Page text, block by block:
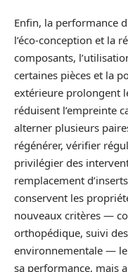
Enfin, la performance
l’éco‑conception et la
composants,
certaines pièces et la
extérieure prolongent
réduisent l’empreinte
alterner plusieurs
régénérer, vérifier
privilégier des
remplacement
conservent les
nouveaux critères —
orthopédique, suivi
environnementale —
sa performance, mais